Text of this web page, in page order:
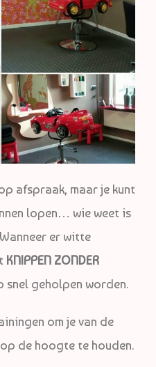
afspraak, maar je kunt
lopen… wie weet is
er witte
KNIPPEN ZONDER
snel geholpen worden.
om je van de
de hoogte te houden.